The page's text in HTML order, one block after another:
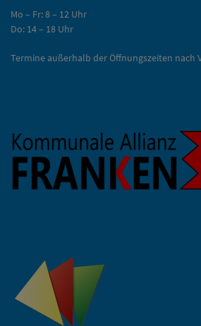
Mo – Fr: 8 – 12 Uhr
Do: 14 – 18 Uhr
Termine außerhalb der Öffnungszeiten nach